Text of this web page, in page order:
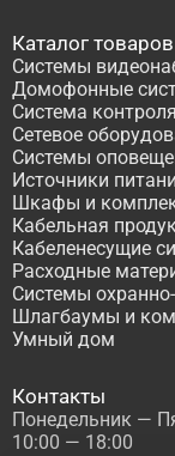
Каталог товаров
Системы
Домофонные
Система
Сетевое
Системы
Источники
Шкафы и
Кабельная
Кабеленесущие
Расходные
Системы
Шлагбаумы и
Умный дом
Контакты
Понедельник —
10:00 — 18:00